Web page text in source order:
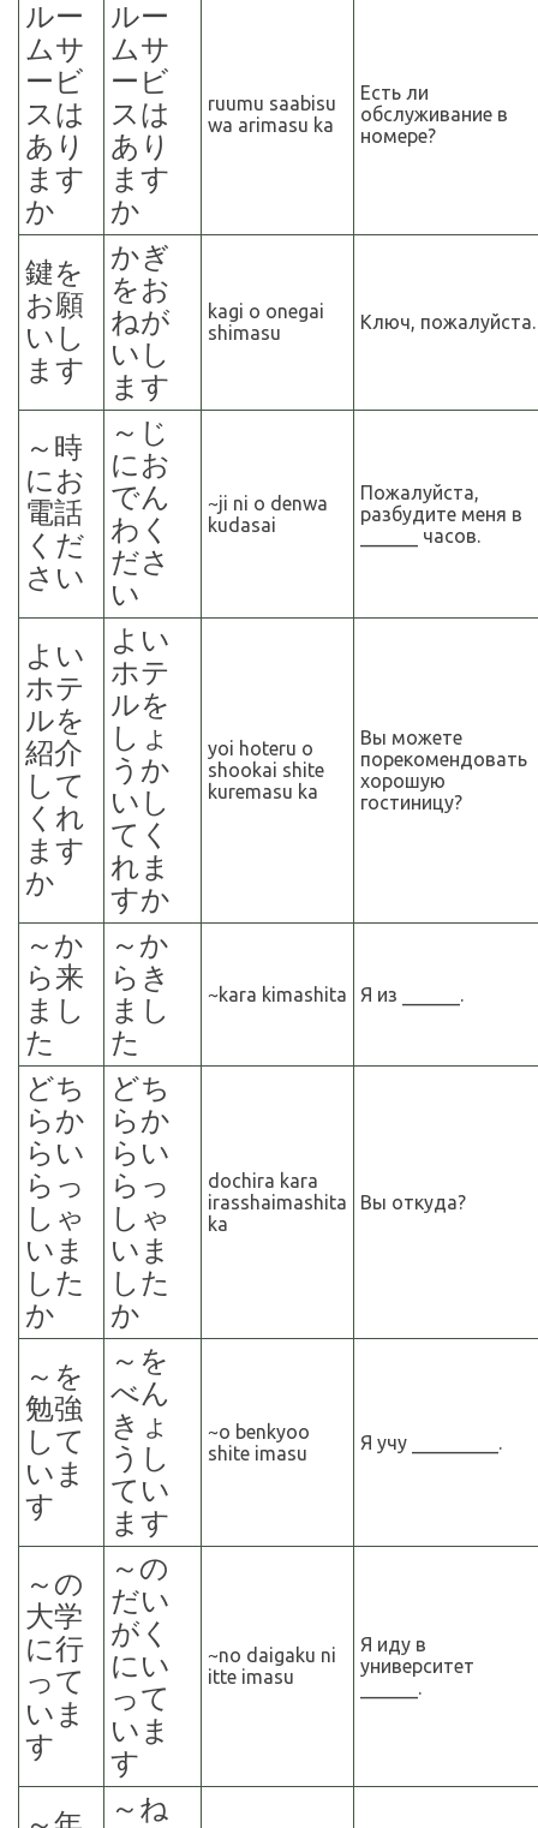
ルー
ムサ
ービ
スは
あり
ます
か
ルー
ムサ
ービ
スは
あり
ます
か
ruumu saabisu
wa arimasu ka
Есть ли
обслуживание в
номере?
鍵を
お願
いし
ます
かぎ
をお
ねが
いし
ます
kagi o onegai
shimasu
Ключ, пожалуйста.
～ 時
にお
電話
くだ
さい
～ じ
にお
でん
わく
ださ
い
~ji ni o denwa
kudasai
Пожалуйста,
разбудите меня в
______ часов.
よい
ホテ
ルを
紹介
して
くれ
ます
か
よい
ホテ
ルを
しょ
うか
いし
てく
れま
すか
yoi hoteru o
shookai shite
kuremasu ka
Вы можете
порекомендовать
хорошую
гостиницу?
～ か
ら来
まし
た
～ か
らき
まし
た
~kara kimashita Я из ______.
どち
らか
らい
らっ
しゃ
いま
した
か
どち
らか
らい
らっ
しゃ
いま
した
か
dochira kara
irasshaimashita
ka
Вы откуда?
～ を
勉強
して
いま
す
～ を
べん
きょ
うし
てい
ます
~o benkyoo
shite imasu
Я учу _________.
～ の
大学
に行
って
いま
す
～ の
だい
がく
にい
って
いま
す
~no daigaku ni
itte imasu
Я иду в
университет
______.
～ ね